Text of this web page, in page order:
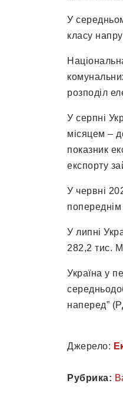
У
класу
розподіл
У серпні
місяцем –
показник
експорту
У червні
У липні
282,2 тис.
Україна у
наперед”
Джерело:
Рубрика: